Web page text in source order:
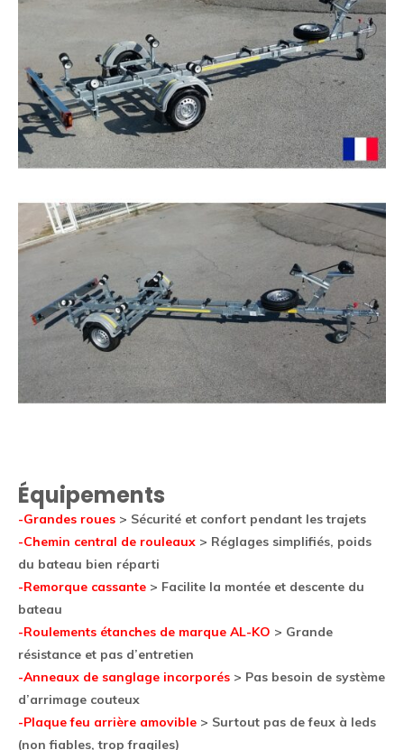
Équipements
-Grandes roues > Sécurité et confort pendant les trajets
-Chemin central de rouleaux > Réglages simplifiés, poids
du bateau bien réparti
-Remorque cassante > Facilite la montée et descente du
bateau
-Roulements étanches de marque AL-KO > Grande
résistance et pas d’entretien
-Anneaux de sanglage incorporés > Pas besoin de système
d’arrimage couteux
-Plaque feu arrière amovible > Surtout pas de feux à leds
(non fiables, trop fragiles)